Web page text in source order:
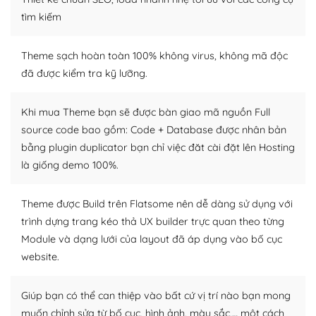
– Sở hữu một cộng đồng lớn, sẵn sàng hỗ trợ
người cuồng tín WordPress.
Nếu bạn gặp khó khăn, bạn có thể lên mạng và tìm
kiếm những cộng đồng WordPress, họ sẽ giúp bạn trả
Cộng đồng sử dụng WordPress sẵn sàng hỗ trợ bạn
– Đa dạng plugin và themes
nhiều plugin trả phí hoặc miễn phí.
tìm kiếm
Theme sạch hoàn toàn 100% không virus, không mã độc
đã được kiểm tra kỹ lưỡng.
Khi mua Theme bạn sẽ được bàn giao mã nguồn Full
source code bao gồm: Code + Database được nhân bản
bằng plugin duplicator bạn chỉ việc đăt cài đặt lên Hosting
là giống demo 100%.
Theme được Build trên Flatsome nên dễ dàng sử dụng với
trình dựng trang kéo thả UX builder trực quan theo từng
Module và dạng lưới của layout đã áp dụng vào bố cục
website.
Giúp bạn có thể can thiệp vào bất cứ vị trí nào bạn mong
muốn chỉnh sửa từ bố cục, hình ảnh, màu sắc,… một cách